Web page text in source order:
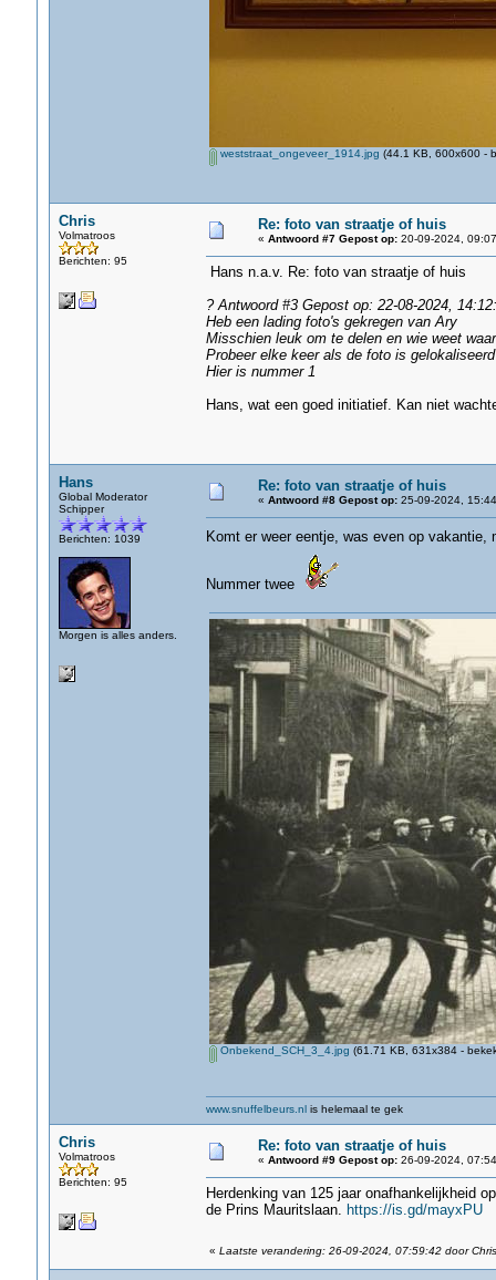
weststraat_ongeveer_1914.jpg (44.1 KB, 600x600 -
Chris
Volmatroos
Berichten: 95
Re: foto van straatje of huis
« Antwoord #7 Gepost op:20-09-2024,
Hans n.a.v. Re: foto van straatje of huis
? Antwoord #3 Gepost op: 22-08-2024,
Heb een lading foto's gekregen van Ary
Misschien leuk om te delen en wie weet
Probeer elke keer als de foto is
Hier is nummer 1
Hans, wat een goed initiatief. Kan niet
Hans
Global Moderator
Schipper
Berichten: 1039
Morgen is alles anders.
Re: foto van straatje of huis
« Antwoord #8 Gepost op:25-09-2024,
Komt er weer eentje, was even op
Nummer twee
Onbekend_SCH_3_4.jpg (61.71 KB, 631x384 -
www.snuffelbeurs.nlis helemaal te gek
Chris
Volmatroos
Berichten: 95
Re: foto van straatje of huis
« Antwoord #9 Gepost op:26-09-2024,
Herdenking van 125 jaar onafhankelijkheid
de Prins Mauritslaan. https://is.gd/mayxPU
« Laatste verandering: 26-09-2024, 07:59:42 door Chris